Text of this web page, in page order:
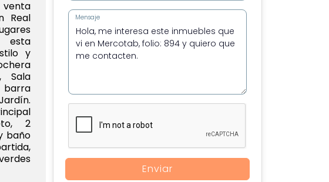
Real
esta
y
Sala
2
baño
Mensaje
Enviar